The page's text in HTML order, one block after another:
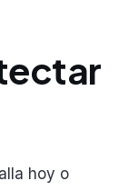
hoy o